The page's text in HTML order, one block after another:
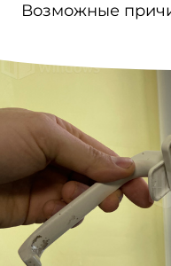
Возможные